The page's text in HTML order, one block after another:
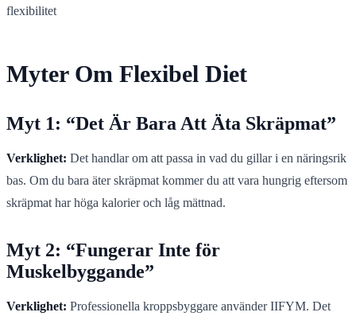
flexibilitet
Myter Om Flexibel Diet
Myt 1: “Det Är Bara Att Äta Skräpmat”
Verklighet: Det handlar om att passa in vad du gillar i en näringsrik
bas. Om du bara äter skräpmat kommer du att vara hungrig eftersom
skräpmat har höga kalorier och låg mättnad.
Myt 2: “Fungerar Inte för
Muskelbyggande”
Verklighet: Professionella kroppsbyggare använder IIFYM. Det